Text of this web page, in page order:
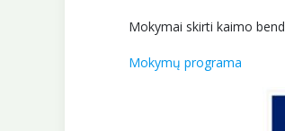
Mokymai skirti kaimo
Mokymų programa